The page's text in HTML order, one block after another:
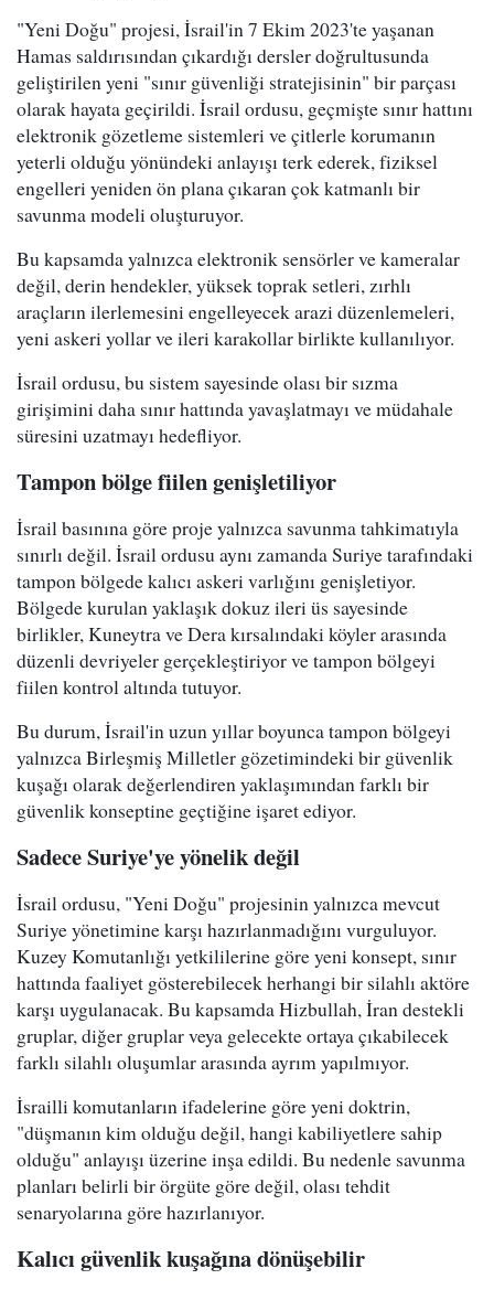
"Yeni Doğu" projesi, İsrail'in 7 Ekim 2023'te yaşanan
Hamas saldırısından çıkardığı dersler doğrultusunda
geliştirilen yeni "sınır güvenliği stratejisinin" bir parçası
olarak hayata geçirildi. İsrail ordusu, geçmişte sınır hattını
elektronik gözetleme sistemleri ve çitlerle korumanın
yeterli olduğu yönündeki anlayışı terk ederek, fiziksel
engelleri yeniden ön plana çıkaran çok katmanlı bir
savunma modeli oluşturuyor.
Bu kapsamda yalnızca elektronik sensörler ve kameralar
değil, derin hendekler, yüksek toprak setleri, zırhlı
araçların ilerlemesini engelleyecek arazi düzenlemeleri,
yeni askeri yollar ve ileri karakollar birlikte kullanılıyor.
İsrail ordusu, bu sistem sayesinde olası bir sızma
girişimini daha sınır hattında yavaşlatmayı ve müdahale
süresini uzatmayı hedefliyor.
Tampon bölge fiilen genişletiliyor
İsrail basınına göre proje yalnızca savunma tahkimatıyla
sınırlı değil. İsrail ordusu aynı zamanda Suriye tarafındaki
tampon bölgede kalıcı askeri varlığını genişletiyor.
Bölgede kurulan yaklaşık dokuz ileri üs sayesinde
birlikler, Kuneytra ve Dera kırsalındaki köyler arasında
düzenli devriyeler gerçekleştiriyor ve tampon bölgeyi
fiilen kontrol altında tutuyor.
Bu durum, İsrail'in uzun yıllar boyunca tampon bölgeyi
yalnızca Birleşmiş Milletler gözetimindeki bir güvenlik
kuşağı olarak değerlendiren yaklaşımından farklı bir
güvenlik konseptine geçtiğine işaret ediyor.
Sadece Suriye'ye yönelik değil
İsrail ordusu, "Yeni Doğu" projesinin yalnızca mevcut
Suriye yönetimine karşı hazırlanmadığını vurguluyor.
Kuzey Komutanlığı yetkililerine göre yeni konsept, sınır
hattında faaliyet gösterebilecek herhangi bir silahlı aktöre
karşı uygulanacak. Bu kapsamda Hizbullah, İran destekli
gruplar, diğer gruplar veya gelecekte ortaya çıkabilecek
farklı silahlı oluşumlar arasında ayrım yapılmıyor.
İsrailli komutanların ifadelerine göre yeni doktrin,
"düşmanın kim olduğu değil, hangi kabiliyetlere sahip
olduğu" anlayışı üzerine inşa edildi. Bu nedenle savunma
planları belirli bir örgüte göre değil, olası tehdit
senaryolarına göre hazırlanıyor.
Kalıcı güvenlik kuşağına dönüşebilir